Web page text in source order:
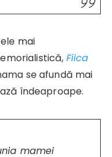
mai
Fiica
se afundă mai
îndeaproape.
mamei